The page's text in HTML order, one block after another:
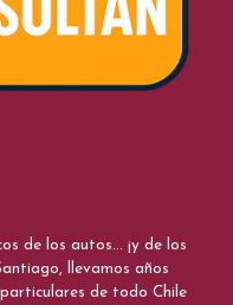
de los autos... ¡y de los
llevamos años
de todo Chile